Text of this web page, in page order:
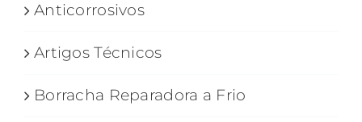
Anticorrosivos
Artigos Técnicos
Borracha Reparadora a Frio